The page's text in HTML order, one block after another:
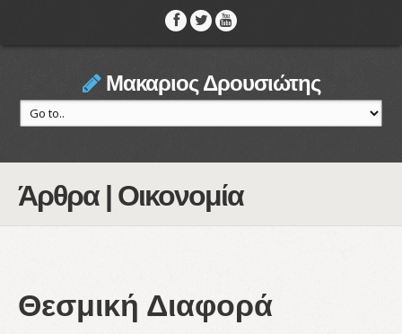
Μακαριος Δρουσιώτης
Άρθρα | Οικονομία
Θεσμική Διαφορά